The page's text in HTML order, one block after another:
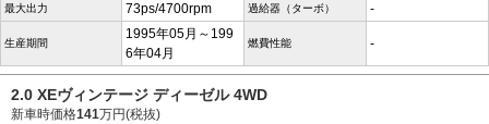
最大出力 73ps/4700rpm 過給器（ターボ） -
生産期間
1995年05月～199
6年04月
燃費性能 -
2.0 XEヴィンテージ ディーゼル 4WD
新車時価格141万円(税抜)